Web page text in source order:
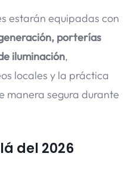
estarán equipadas con
porterías
iluminación,
locales y la práctica
manera segura durante
del 2026